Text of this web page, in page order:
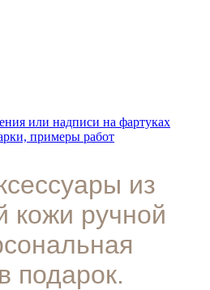
или надписи на фартуках
примеры работ
из
кожи ручной
подарок.